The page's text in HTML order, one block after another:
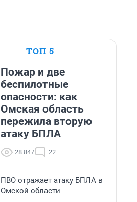
ТОП 5
Пожар и две
беспилотные
опасности: как
Омская область
пережила вторую
атаку БПЛА
28 847 22
ПВО отражает атаку БПЛА в
Омской области